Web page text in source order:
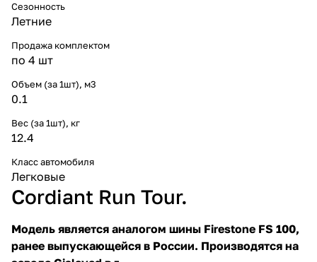
Сезонность
Летние
Продажа комплектом
по 4 шт
Объем (за 1шт), м3
0.1
Вес (за 1шт), кг
12.4
Класс автомобиля
Легковые
Cordiant Run Tour.
Модель является аналогом шины Firestone FS 100,
ранее выпускающейся в России. Производятся на